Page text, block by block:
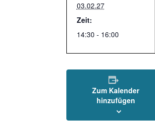
03.02.27
Zeit:
14:30 - 16:00
Zum Kalender
hinzufügen